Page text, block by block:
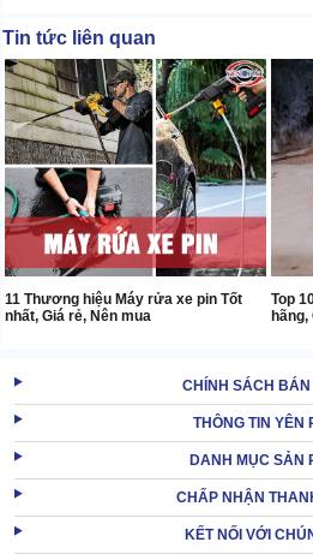
Tin tức liên quan
11 Thương hiệu Máy rửa xe pin Tốt
nhất, Giá rẻ, Nên mua
Top
hãng,
CHÍNH SÁCH
THÔNG TIN YÊN
DANH MỤC SẢN
CHẤP NHẬN
KẾT NỐI VỚI